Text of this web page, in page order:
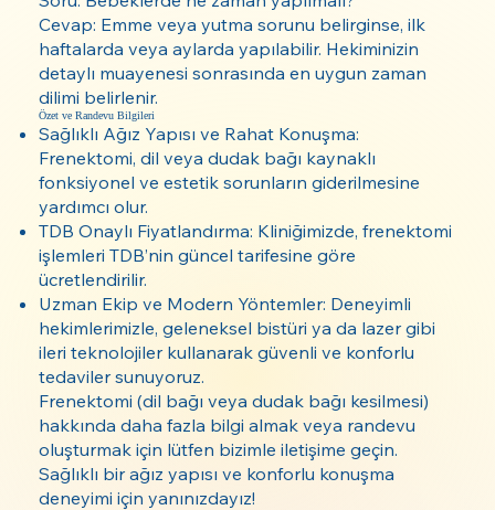
Cevap: Emme veya yutma sorunu belirginse, ilk
haftalarda veya aylarda yapılabilir. Hekiminizin
detaylı muayenesi sonrasında en uygun zaman
dilimi belirlenir.
Özet ve Randevu Bilgileri
Sağlıklı Ağız Yapısı ve Rahat Konuşma:
Frenektomi, dil veya dudak bağı kaynaklı
fonksiyonel ve estetik sorunların giderilmesine
yardımcı olur.
TDB Onaylı Fiyatlandırma: Kliniğimizde, frenektomi
işlemleri TDB’nin güncel tarifesine göre
ücretlendirilir.
Uzman Ekip ve Modern Yöntemler: Deneyimli
hekimlerimizle, geleneksel bistüri ya da lazer gibi
ileri teknolojiler kullanarak güvenli ve konforlu
tedaviler sunuyoruz.
Frenektomi (dil bağı veya dudak bağı kesilmesi)
hakkında daha fazla bilgi almak veya randevu
oluşturmak için lütfen bizimle iletişime geçin.
Sağlıklı bir ağız yapısı ve konforlu konuşma
deneyimi için yanınızdayız!